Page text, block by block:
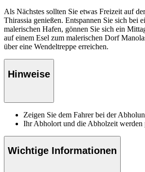
Als Nächstes sollten Sie etwas Freizeit auf
Thirassia genießen. Entspannen Sie sich bei
malerischen Hafen, gönnen Sie sich ein
auf einem Esel zum malerischen Dorf
über eine Wendeltreppe erreichen.
Hinweise
Zeigen Sie dem Fahrer bei der
Ihr Abholort und die Abholzeit werden
Wichtige Informationen